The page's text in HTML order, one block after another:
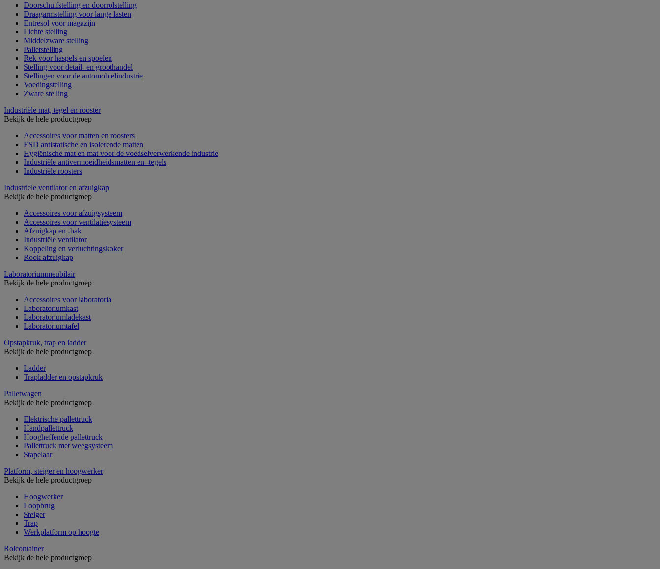
Doorschuifstelling en doorrolstelling
Draagarmstelling voor lange lasten
Entresol voor magazijn
Lichte stelling
Middelzware stelling
Palletstelling
Rek voor haspels en spoelen
Stelling voor detail- en groothandel
Stellingen voor de automobielindustrie
Voedingstelling
Zware stelling
Industriële mat, tegel en rooster
Bekijk de hele productgroep
Accessoires voor matten en roosters
ESD antistatische en isolerende matten
Hygiënische mat en mat voor de voedselverwerkende industrie
Industriële antivermoeidheidsmatten en -tegels
Industriële roosters
Industriele ventilator en afzuigkap
Bekijk de hele productgroep
Accessoires voor afzuigsysteem
Accessoires voor ventilatiesysteem
Afzuigkap en -bak
Industriële ventilator
Koppeling en verluchtingskoker
Rook afzuigkap
Laboratoriummeubilair
Bekijk de hele productgroep
Accessoires voor laboratoria
Laboratoriumkast
Laboratoriumladekast
Laboratoriumtafel
Opstapkruk, trap en ladder
Bekijk de hele productgroep
Ladder
Trapladder en opstapkruk
Palletwagen
Bekijk de hele productgroep
Elektrische pallettruck
Handpallettruck
Hoogheffende pallettruck
Pallettruck met weegsysteem
Stapelaar
Platform, steiger en hoogwerker
Bekijk de hele productgroep
Hoogwerker
Loopbrug
Steiger
Trap
Werkplatform op hoogte
Rolcontainer
Bekijk de hele productgroep